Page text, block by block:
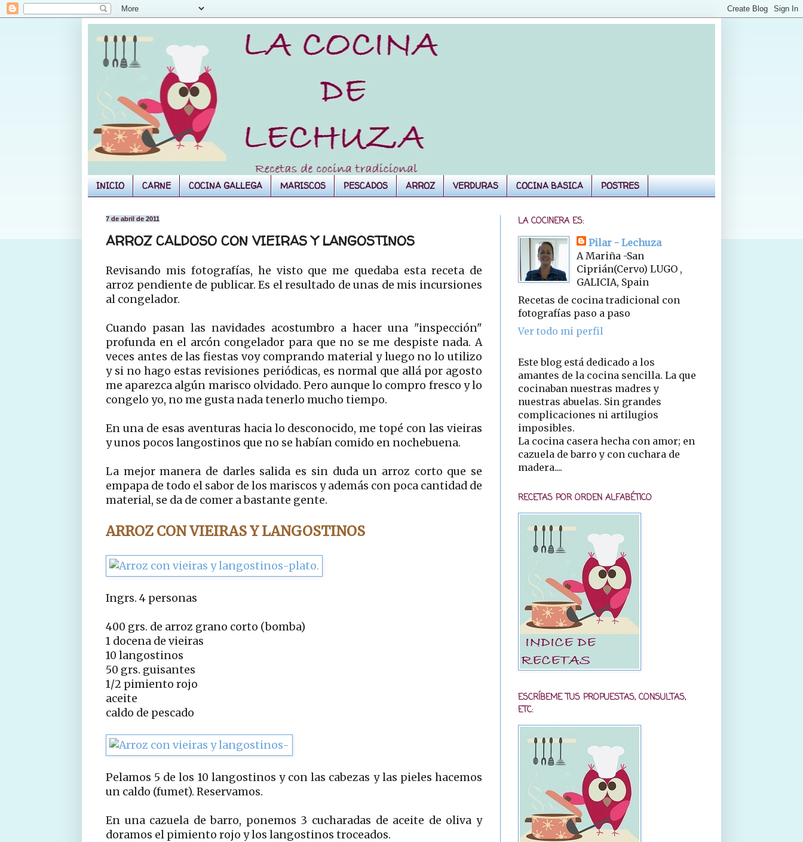
INICIO CARNE COCINA GALLEGA MARISCOS PESCADOS ARROZ VERDURAS COCINA BASICA POSTRES
7 de abril de 2011
ARROZ CALDOSO CON VIEIRAS Y LANGOSTINOS
Revisando mis fotografías, he visto que me quedaba esta receta de
arroz pendiente de publicar. Es el resultado de unas de mis incursiones
al congelador.
Cuando pasan las navidades acostumbro a hacer una "inspección"
profunda en el arcón congelador para que no se me despiste nada. A
veces antes de las fiestas voy comprando material y luego no lo utilizo
y si no hago estas revisiones periódicas, es normal que allá por agosto
me aparezca algún marisco olvidado. Pero aunque lo compro fresco y lo
congelo yo, no me gusta nada tenerlo mucho tiempo.
En una de esas aventuras hacia lo desconocido, me topé con las vieiras
y unos pocos langostinos que no se habían comido en nochebuena.
La mejor manera de darles salida es sin duda un arroz corto que se
empapa de todo el sabor de los mariscos y además con poca cantidad de
material, se da de comer a bastante gente.
ARROZ CON VIEIRAS Y LANGOSTINOS
Ingrs. 4 personas
400 grs. de arroz grano corto (bomba)
1 docena de vieiras
10 langostinos
50 grs. guisantes
1/2 pimiento rojo
aceite
caldo de pescado
Pelamos 5 de los 10 langostinos y con las cabezas y las pieles hacemos
un caldo (fumet). Reservamos.
En una cazuela de barro, ponemos 3 cucharadas de aceite de oliva y
doramos el pimiento rojo y los langostinos troceados.
LA COCINERA ES:
Pilar - Lechuza
A Mariña -San
Ciprián(Cervo) LUGO ,
GALICIA, Spain
Recetas de cocina tradicional con
fotografías paso a paso
Ver todo mi perfil
Este blog está dedicado a los
amantes de la cocina sencilla. La que
cocinaban nuestras madres y
nuestras abuelas. Sin grandes
complicaciones ni artilugios
imposibles.
La cocina casera hecha con amor; en
cazuela de barro y con cuchara de
madera....
RECETAS POR ORDEN ALFABÉTICO
ESCRÍBEME TUS PROPUESTAS, CONSULTAS,
ETC: